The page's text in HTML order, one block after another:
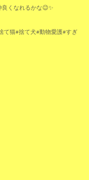
くなれるかな😉✨
て猫#捨て犬#動物愛護#すぎ